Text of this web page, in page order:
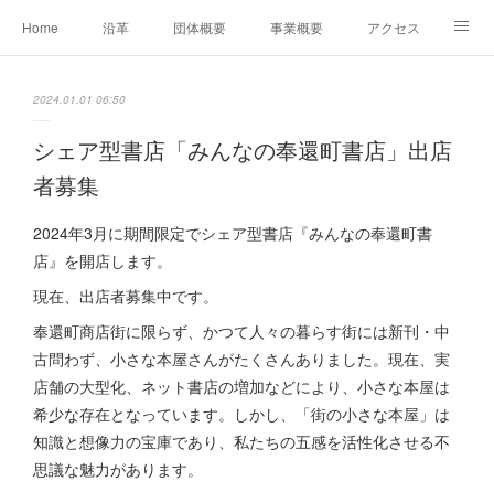
Home 沿革 団体概要 事業概要 アクセス
2024.01.01 06:50
シェア型書店「みんなの奉還町書店」出店
者募集
2024年3月に期間限定でシェア型書店『みんなの奉還町書
店』を開店します。
現在、出店者募集中です。
奉還町商店街に限らず、かつて人々の暮らす街には新刊・中
古問わず、小さな本屋さんがたくさんありました。現在、実
店舗の大型化、ネット書店の増加などにより、小さな本屋は
希少な存在となっています。しかし、「街の小さな本屋」は
知識と想像力の宝庫であり、私たちの五感を活性化させる不
思議な魅力があります。